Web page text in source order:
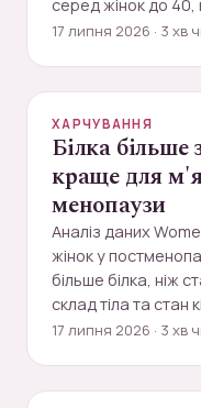
серед жінок до 40,
17 липня 2026 · 3 хв
ХАРЧУВАННЯ
Білка
краще для
менопаузи
Аналіз даних
жінок у
більше білка, ніж
склад тіла та стан
17 липня 2026 · 3 хв